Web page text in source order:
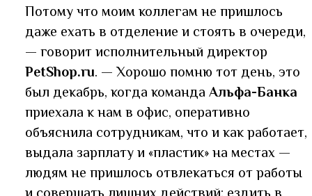
Потому что моим коллегам не пришлось
даже ехать в отделение и стоять в очереди,
— говорит исполнительный директор
PetShop.ru. — Хорошо помню тот день, это
был декабрь, когда команда Альфа-Банка
приехала к нам в офис, оперативно
объяснила сотрудникам, что и как работает,
выдала зарплату и «пластик» на местах —
людям не пришлось отвлекаться от работы
и совершать лишних действий: ездить в